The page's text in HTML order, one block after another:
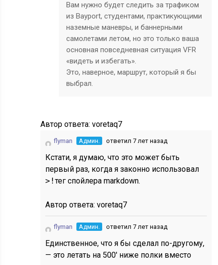
Вам нужно будет следить за трафиком
из Bayport, студентами, практикующими
наземные маневры, и баннерными
самолетами летом, но это только ваша
основная повседневная ситуация VFR
«видеть и избегать».
Это, наверное, маршрут, который я бы
выбрал.
Автор ответа:voretaq7
flyman Админ. ответил 7 лет назад
Кстати, я думаю, что это может быть
первый раз, когда я законно использовал
>!тег спойлера markdown.
Автор ответа:voretaq7
flyman Админ. ответил 7 лет назад
Единственное, что я бы сделал по-другому,
— это летать на 500′ ниже полки вместо